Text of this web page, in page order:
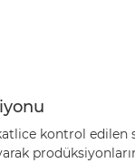
kontrol edilen